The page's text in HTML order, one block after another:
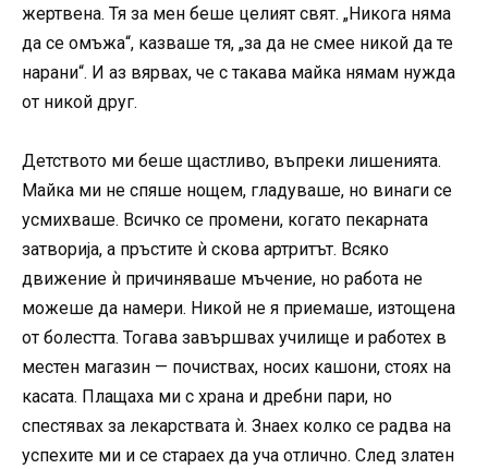
жертвена. Тя за мен беше целият свят. „Никога няма
да се омъжа“, казваше тя, „за да не смее никой да те
нарани“. И аз вярвах, че с такава майка нямам нужда
от никой друг.
Детството ми беше щастливо, въпреки лишенията.
Майка ми не спяше нощем, гладуваше, но винаги се
усмихваше. Всичко се промени, когато пекарната
затворија, а пръстите ѝ скова артритът. Всяко
движение ѝ причиняваше мъчение, но работа не
можеше да намери. Никой не я приемаше, изтощена
от болестта. Тогава завършвах училище и работех в
местен магазин — почиствах, носих кашони, стоях на
касата. Плащаха ми с храна и дребни пари, но
спестявах за лекарствата ѝ. Знаех колко се радва на
успехите ми и се стараех да уча отлично. След златен